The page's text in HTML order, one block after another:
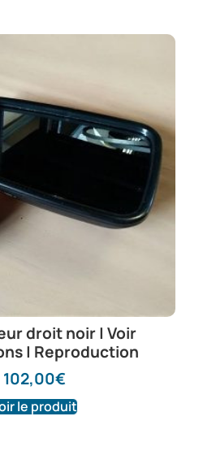
droit noir | Voir
| Reproduction
102,00€
le produit